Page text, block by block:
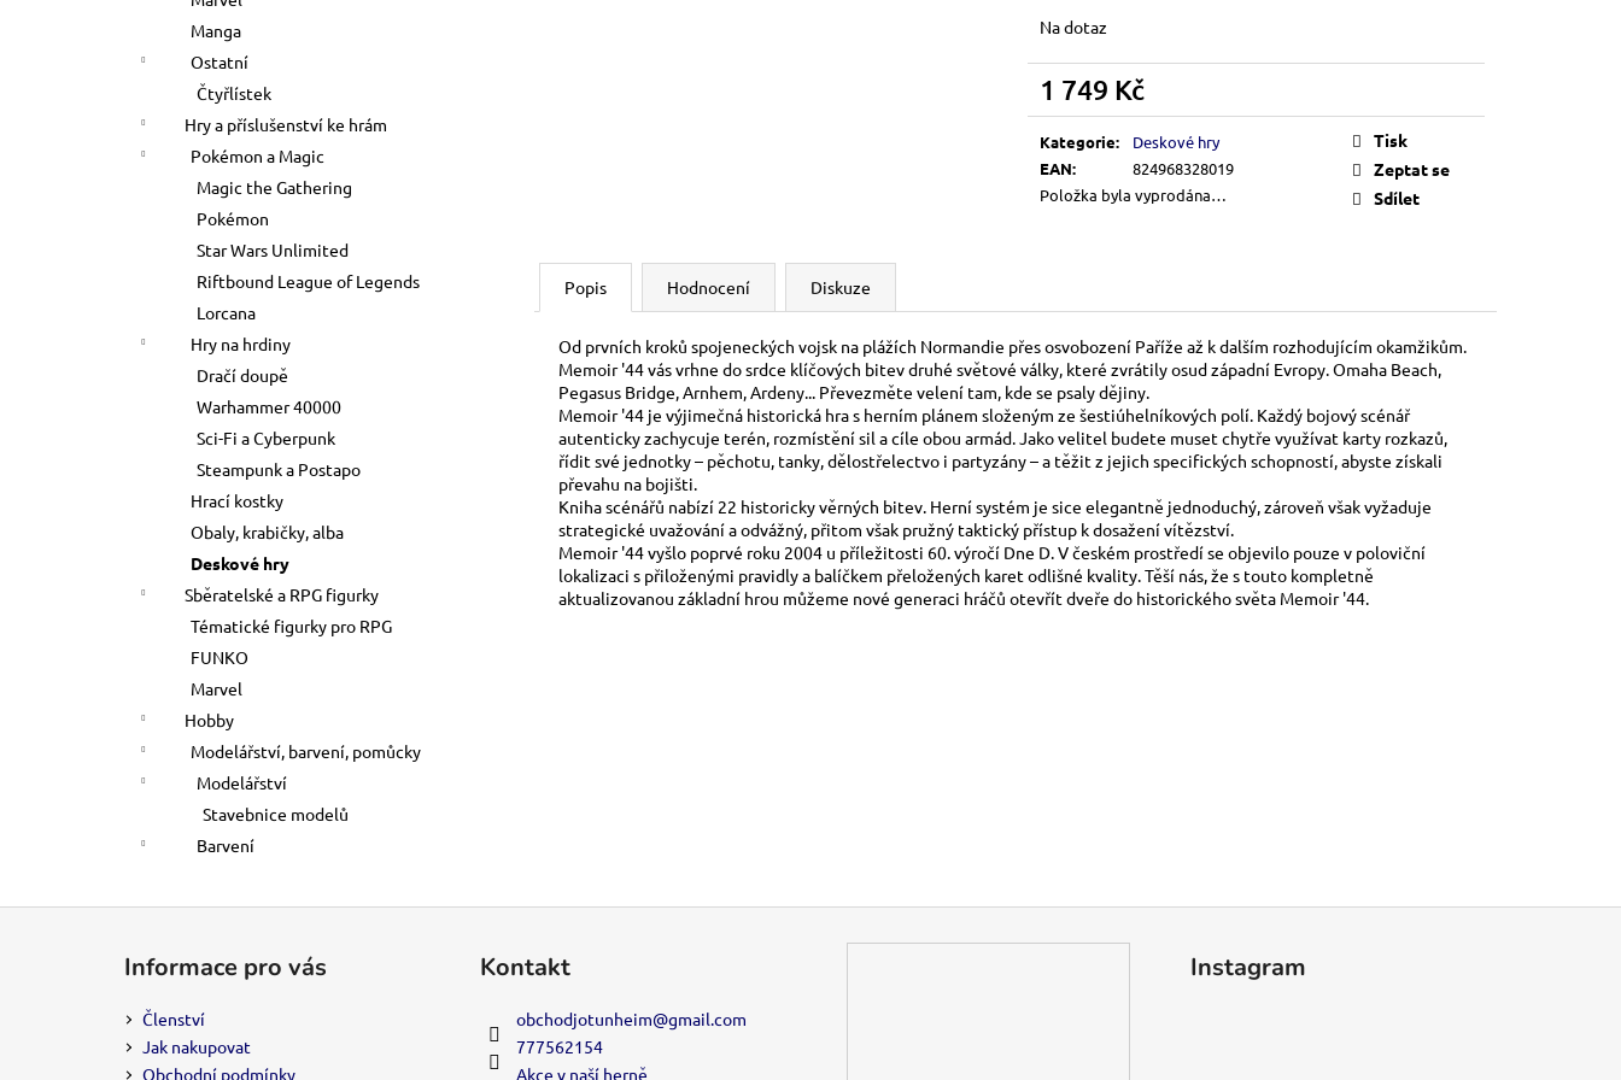
Manga
Ostatní
Čtyřlístek
Hry a příslušenství ke hrám
Pokémon a Magic
Magic the Gathering
Pokémon
Star Wars Unlimited
Riftbound League of Legends
Lorcana
Hry na hrdiny
Dračí doupě
Warhammer 40000
Sci-Fi a Cyberpunk
Steampunk a Postapo
Hrací kostky
Obaly, krabičky, alba
Deskové hry
Sběratelské a RPG figurky
Tématické figurky pro RPG
FUNKO
Marvel
Hobby
Modelářství, barvení, pomůcky
Modelářství
Stavebnice modelů
Barvení
Na dotaz
1 749 Kč
Měrná
cena:
Kategorie:
Deskové hry
EAN:
824968328019
Položka byla vyprodána…
Tisk
Zeptat se
Sdílet
Popis Hodnocení Diskuze
Od prvních kroků spojeneckých vojsk na plážích Normandie přes osvobození Paříže až k dalším rozhodujícím okamžikům.
Memoir '44 vás vrhne do srdce klíčových bitev druhé světové války, které zvrátily osud západní Evropy. Omaha Beach,
Pegasus Bridge, Arnhem, Ardeny... Převezměte velení tam, kde se psaly dějiny.
Memoir '44 je výjimečná historická hra s herním plánem složeným ze šestiúhelníkových polí. Každý bojový scénář
autenticky zachycuje terén, rozmístění sil a cíle obou armád. Jako velitel budete muset chytře využívat karty rozkazů,
řídit své jednotky – pěchotu, tanky, dělostřelectvo i partyzány – a těžit z jejich specifických schopností, abyste získali
převahu na bojišti.
Kniha scénářů nabízí 22 historicky věrných bitev. Herní systém je sice elegantně jednoduchý, zároveň však vyžaduje
strategické uvažování a odvážný, přitom však pružný taktický přístup k dosažení vítězství.
Memoir '44 vyšlo poprvé roku 2004 u příležitosti 60. výročí Dne D. V českém prostředí se objevilo pouze v poloviční
lokalizaci s přiloženými pravidly a balíčkem přeložených karet odlišné kvality. Těší nás, že s touto kompletně
aktualizovanou základní hrou můžeme nové generaci hráčů otevřít dveře do historického světa Memoir '44.
Informace pro vás
Členství
Jak nakupovat
Obchodní podmínky
Kontakt
obchodjotunheim@gmail.com
777562154
Akce v naší herně
Instagram